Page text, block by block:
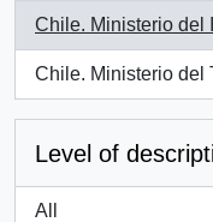
Chile. Ministerio del
, 1 results
Chile. Ministerio del
, 1 results
Level of
All